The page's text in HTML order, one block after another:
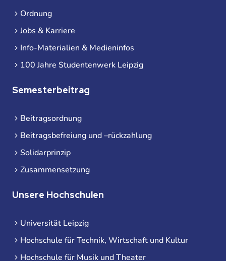
Ordnung
Jobs & Karriere
Info-Materialien & Medieninfos
100 Jahre Studentenwerk Leipzig
Semesterbeitrag
Beitragsordnung
Beitragsbefreiung und –rückzahlung
Solidarprinzip
Zusammensetzung
Unsere Hochschulen
Universität Leipzig
Hochschule für Technik, Wirtschaft und Kultur
Hochschule für Musik und Theater